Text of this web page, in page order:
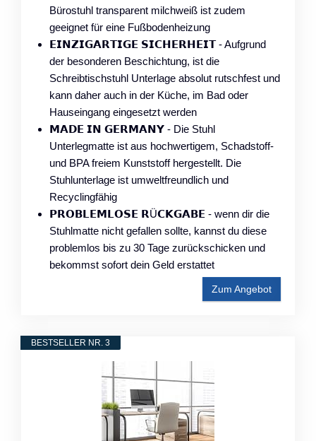
Bürostuhl transparent milchweiß ist zudem
geeignet für eine Fußbodenheizung
𝗘𝗜𝗡𝗭𝗜𝗚𝗔𝗥𝗧𝗜𝗚𝗘 𝗦𝗜𝗖𝗛𝗘𝗥𝗛𝗘𝗜𝗧 - Aufgrund
der besonderen Beschichtung, ist die
Schreibtischstuhl Unterlage absolut rutschfest und
kann daher auch in der Küche, im Bad oder
Hauseingang eingesetzt werden
𝗠𝗔𝗗𝗘 𝗜𝗡 𝗚𝗘𝗥𝗠𝗔𝗡𝗬 - Die Stuhl
Unterlegmatte ist aus hochwertigem, Schadstoff-
und BPA freiem Kunststoff hergestellt. Die
Stuhlunterlage ist umweltfreundlich und
Recyclingfähig
𝗣𝗥𝗢𝗕𝗟𝗘𝗠𝗟𝗢𝗦𝗘 𝗥Ü𝗖𝗞𝗚𝗔𝗕𝗘 - wenn dir die
Stuhlmatte nicht gefallen sollte, kannst du diese
problemlos bis zu 30 Tage zurückschicken und
bekommst sofort dein Geld erstattet
Zum Angebot
BESTSELLER NR. 3